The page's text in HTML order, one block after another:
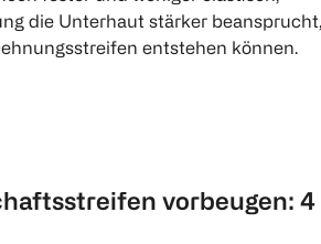
die Unterhaut stärker beansprucht,
entstehen können.
vorbeugen: 4